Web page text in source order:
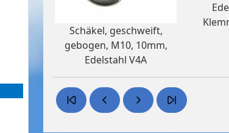
Schäkel, geschweift,
gebogen, M10, 10mm,
Edelstahl V4A